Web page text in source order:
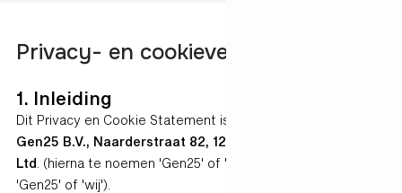
Privacy- en cookieverklaring
1. Inleiding
Dit Privacy en Cookie Statement is van toepassing op
Gen25 B.V., Naarderstraat 82, 1251 BH, Laren en Gen25
Ltd . (hierna te noemen 'Gen25' of 'wij'). (hierna te noemen
'Gen25' of 'wij').